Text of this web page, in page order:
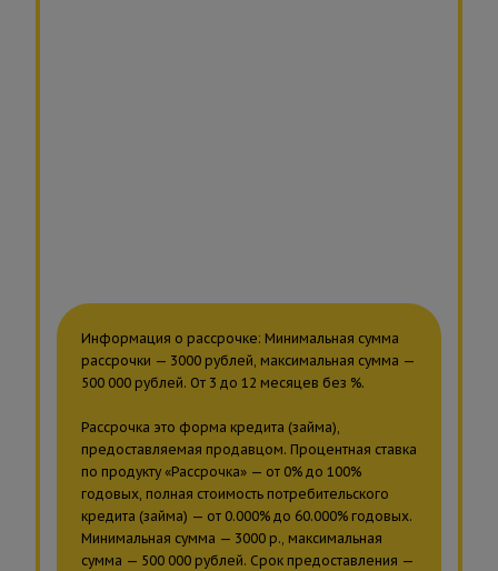
Информация о рассрочке: Минимальная сумма
рассрочки — 3000 рублей, максимальная сумма —
500 000 рублей. От 3 до 12 месяцев без %.
Рассрочка это форма кредита (займа),
предоставляемая продавцом. Процентная ставка
по продукту «Рассрочка» — от 0% до 100%
годовых, полная стоимость потребительского
кредита (займа) — от 0.000% до 60.000% годовых.
Минимальная сумма — 3000 р., максимальная
сумма — 500 000 рублей. Срок предоставления —